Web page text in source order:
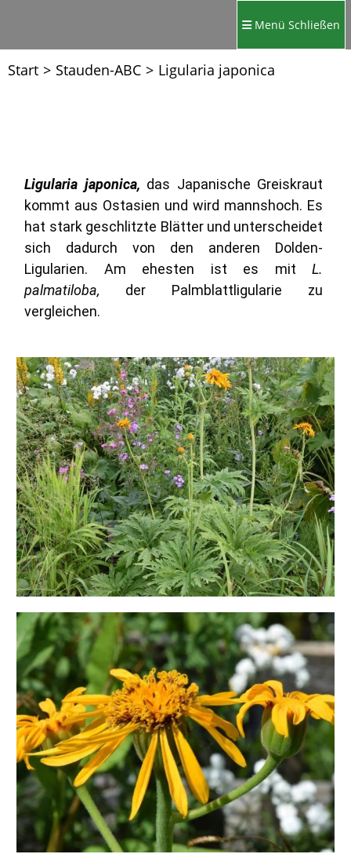
Menü Schließen
Start > Stauden-ABC > Ligularia japonica
Ligularia japonica, das Japanische Greiskraut
kommt aus Ostasien und wird mannshoch. Es
hat stark geschlitzte Blätter und unterscheidet
sich dadurch von den anderen Dolden-
Ligularien. Am ehesten ist es mitL.
palmatiloba, der Palmblattligularie zu
vergleichen.